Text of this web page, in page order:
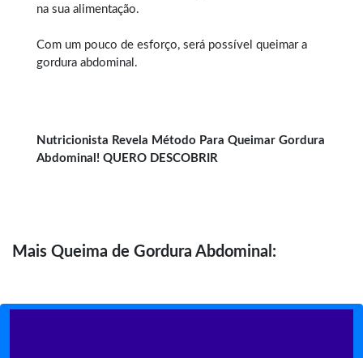
na sua alimentação.
Com um pouco de esforço, será possível queimar a
gordura abdominal.
Nutricionista Revela Método Para Queimar Gordura
Abdominal! QUERO DESCOBRIR
Mais Queima de Gordura Abdominal: